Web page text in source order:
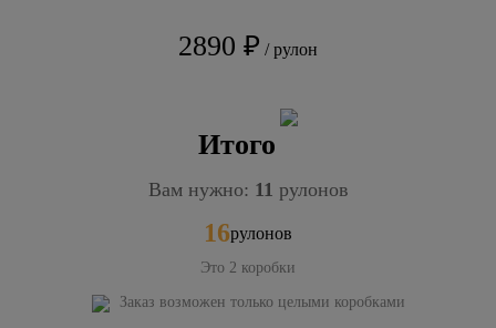
2890 ₽ / рулон
Итого
Вам нужно: 11 рулонов
16рулонов
Это 2 коробки
Заказ возможен только целыми коробками